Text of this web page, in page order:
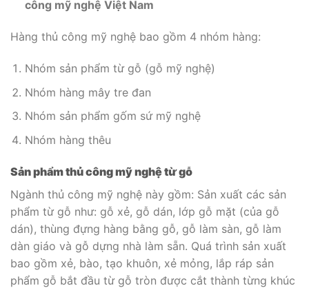
công mỹ nghệ Việt Nam
Hàng thủ công mỹ nghệ bao gồm 4 nhóm hàng:
Nhóm sản phẩm từ gỗ (gỗ mỹ nghệ)
Nhóm hàng mây tre đan
Nhóm sản phẩm gốm sứ mỹ nghệ
Nhóm hàng thêu
Sản phẩm thủ công mỹ nghệ từ gỗ
Ngành thủ công mỹ nghệ này gồm: Sản xuất các sản
phẩm từ gỗ như: gỗ xẻ, gỗ dán, lớp gỗ mặt (của gỗ
dán), thùng đựng hàng bằng gỗ, gỗ làm sàn, gỗ làm
dàn giáo và gỗ dựng nhà làm sẵn. Quá trình sản xuất
bao gồm xẻ, bào, tạo khuôn, xẻ mỏng, lắp ráp sản
phẩm gỗ bắt đầu từ gỗ tròn được cắt thành từng khúc